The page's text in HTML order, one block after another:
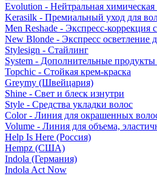
Evolution - Нейтральная химическая
Kerasilk - Премиальный уход для
Men Reshade - Экспресс-коррекция
New Blonde - Экспресс осветление
Stylesign - Стайлинг
System - Дополнительные
Topchic - Стойкая крем-краска
Greymy (Швейцария)
Shine - Свет и блеск изнутри
Style - Средства укладки волос
Color - Линия для окрашенных
Volume - Линия для объема,
Help Is Here (Россия)
Hempz (США)
Indola (Германия)
Indola Act Now